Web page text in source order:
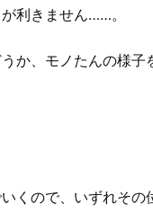
利きません……。
か、モノたんの様子
くので、いずれそ